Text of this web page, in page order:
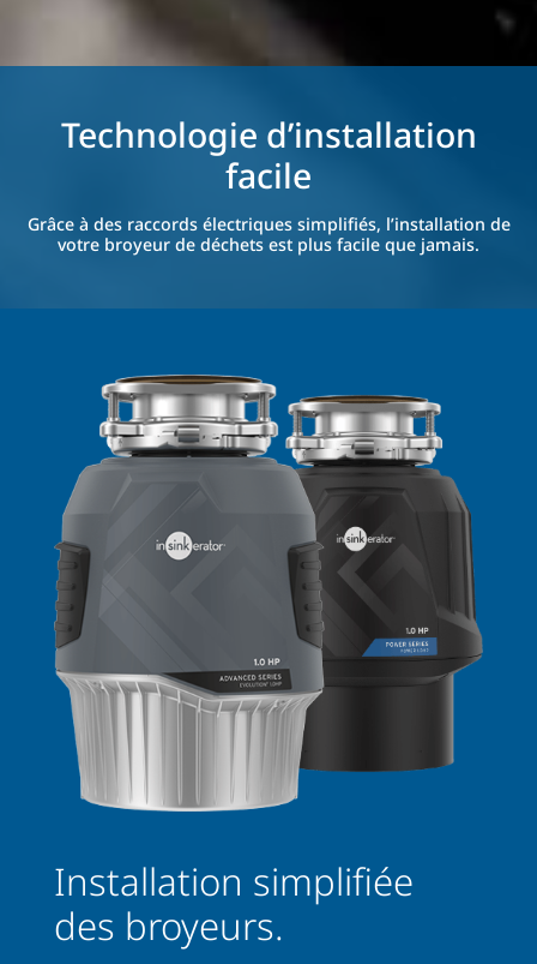
Technologie d’installation
facile
Grâce à des raccords électriques simplifiés, l’installation de
votre broyeur de déchets est plus facile que jamais.
Installation simplifiée
des broyeurs.